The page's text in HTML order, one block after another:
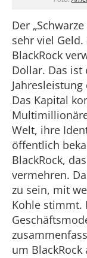
Der
sehr viel
BlackRock
Dollar. Das ist
Das Kapital
Welt, ihre
öffentlich
BlackRock,
vermehren.
zu sein, mit
Kohle stimmt.
um